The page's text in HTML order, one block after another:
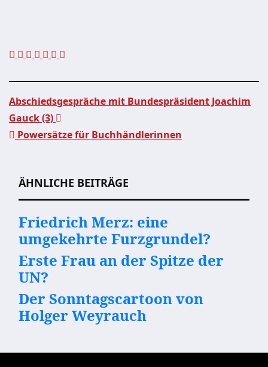
Beitragsnavigation
Abschiedsgespräche mit Bundespräsident Joachim
Gauck (3)
Powersätze für Buchhändlerinnen
ÄHNLICHE BEITRÄGE
Friedrich Merz: eine
umgekehrte Furzgrundel?
Erste Frau an der Spitze der
UN?
Der Sonntagscartoon von
Holger Weyrauch